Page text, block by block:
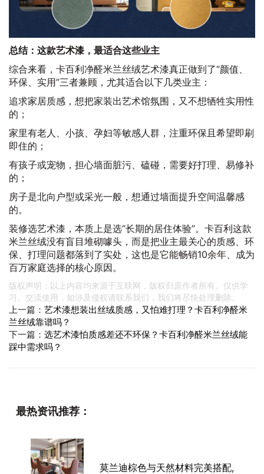
总结：这款艺术漆，最适合这些业主
综合来看，卡百利净醛米兰丝绒艺术漆真正做到了“颜值、
环保、实用”三者兼顾，尤其适合以下几类业主：
追求家居质感，想把家装出艺术馆氛围，又不想牺牲实用性
的；
家里有老人、小孩、孕妇等敏感人群，注重环保且希望即刷
即住的；
有孩子或宠物，担心墙面脏污、磕碰，需要好打理、易修补
的；
房子是北向户型或采光一般，想通过墙面提升空间温馨感
的。
装修选艺术漆，本质上是选“长期的居住体验”。卡百利这款
米兰丝绒没有盲目堆砌噱头，而是把业主最关心的质感、环
保、打理问题都落到了实处，这也是它能畅销10余年、成为
百万家庭选择的核心原因。
版权声明：以上内容均来源于互联网，版权归原作者所有。仅供学
习、交流使用，如涉及侵权请联系我们，我们将尽快处理删除。
上一篇： 艺术漆想装出丝绒质感，又怕难打理？卡百利净醛米
兰丝绒靠谱吗？
下一篇： 选艺术漆怕质感差还不环保？卡百利净醛米兰丝绒能
踩中需求吗？
最热资讯推荐：
莫兰迪棕色与天然材料完美搭配,